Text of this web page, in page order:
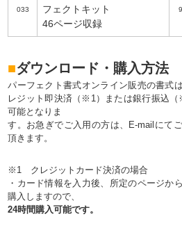
033
フェクトキット
46ページ収録
■ダウンロード・購入方法
パーフェクト書式オンライン販売の書式
レジット即決済（※1）または銀行振込
可能となりま
す。お急ぎでご入用の方は、E-mailにて
頂きます。
※1 クレジットカード決済の場合
・カード情報を入力後、所定のページか
購入しますので、
24時間購入可能です。